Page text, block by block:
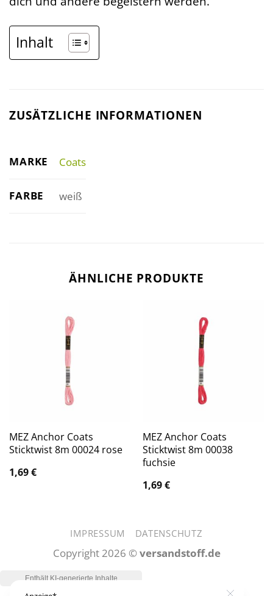
Inhalt
ZUSÄTZLICHE INFORMATIONEN
MARKE Coats
FARBE weiß
ÄHNLICHE PRODUKTE
MEZ Anchor Coats
Sticktwist 8m 00024 rose
1,69€
MEZ Anchor Coats
Sticktwist 8m 00038
fuchsie
1,69€
IMPRESSUM DATENSCHUTZ
Copyright 2026 ©versandstoff.de